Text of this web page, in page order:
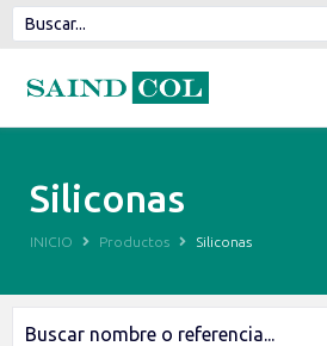
Siliconas
INICIO Productos Siliconas